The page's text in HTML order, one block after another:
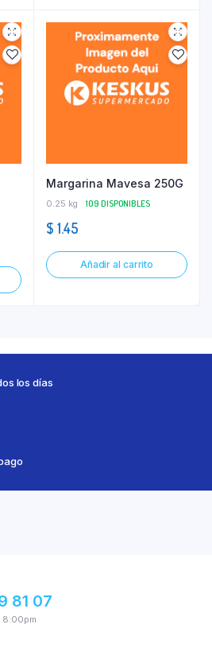
Margarina Mavesa 250G
0.25 kg 109 DISPONIBLES
$ 1.45
Añadir al carrito
los días
81 07
8:00pm